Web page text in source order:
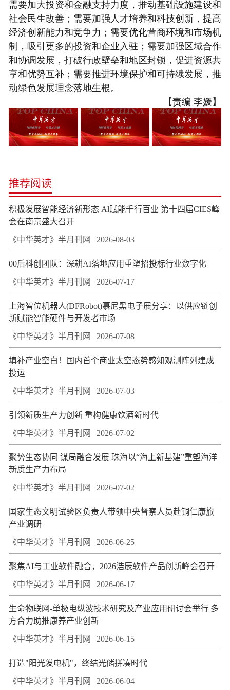
需要加大投资和金融支持力度，推动基础设施建设和
社会民生改善；需要加强人才培养和科技创新，提高
经济创新能力和竞争力；需要优化营商环境和市场机
制，吸引更多的投资和企业入驻；需要加强区域合作
和协调发展，打破行政壁垒和地区封锁，促进资源共
享和优势互补；需要推进环境保护和可持续发展，推
动绿色发展理念落地生根。
【责编 李媛】
推荐阅读
积极发展智能经济新形态 Al赋能千行百业 第十四届CIES峰
会在南京盛大召开
《中华英才》半月刊网 2026-08-03
00后科创团队：深耕AI落地应用重塑招投标行业数字化
《中华英才》半月刊网 2026-07-17
上海智位机器人(DFRobot)慕尼黑电子展分享：以供应链创
新赋能智能硬件与开发者市场
《中华英才》半月刊网 2026-07-08
填补产业空白！国内首个商业太空态势感知观测阵列建成
投运
《中华英才》半月刊网 2026-07-03
引领新质生产力创新 重构健康饮酒新时代
《中华英才》半月刊网 2026-07-02
聚势生态协同 谋局融合发展 珠海以“海上新基建”重塑海洋
新质生产力布局
《中华英才》半月刊网 2026-07-02
国家生态文明试验区负责人带领中央督察人员赴铜仁康旅
产业调研
《中华英才》半月刊网 2026-06-25
聚焦AI与工业软件融合，2026浩辰软件产品创新峰会召开
《中华英才》半月刊网 2026-06-17
生命物联网-单极电纵波技术研究及产业应用研讨会举行 多
方合力助推康养产业创新
《中华英才》半月刊网 2026-06-15
打造"阳光发电机"，终结光储拼凑时代
《中华英才》半月刊网 2026-06-04